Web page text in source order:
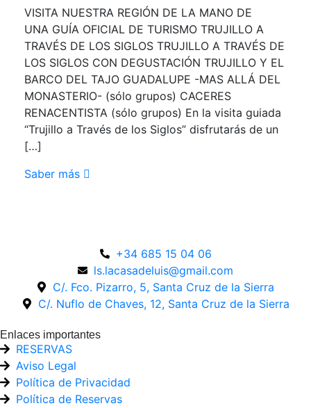
VISITA NUESTRA REGIÓN DE LA MANO DE
UNA GUÍA OFICIAL DE TURISMO TRUJILLO A
TRAVÉS DE LOS SIGLOS TRUJILLO A TRAVÉS DE
LOS SIGLOS CON DEGUSTACIÓN TRUJILLO Y EL
BARCO DEL TAJO GUADALUPE -MAS ALLÁ DEL
MONASTERIO- (sólo grupos) CACERES
RENACENTISTA (sólo grupos) En la visita guiada
“Trujillo a Través de los Siglos” disfrutarás de un
[…]
Saber más
+34 685 15 04 06
ls.lacasadeluis@gmail.com
C/. Fco. Pizarro, 5, Santa Cruz de la Sierra
C/. Nuflo de Chaves, 12, Santa Cruz de la Sierra
Enlaces importantes
RESERVAS
Aviso Legal
Política de Privacidad
Política de Reservas